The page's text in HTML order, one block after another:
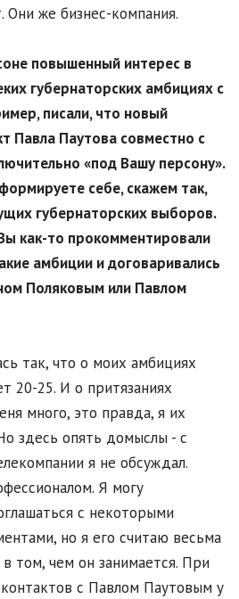
Они же бизнес-компания.
повышенный интерес в
губернаторских амбициях с
писали, что новый
Павла Паутова совместно с
«под Вашу персону».
себе, скажем так,
губернаторских выборов.
как-то прокомментировали
амбиции и договаривались
Поляковым или Павлом
так, что о моих амбициях
20-25. И о притязаниях
много, это правда, я их
здесь опять домыслы - с
я не обсуждал.
Я могу
с некоторыми
но я его считаю весьма
том, чем он занимается. При
с Павлом Паутовым у